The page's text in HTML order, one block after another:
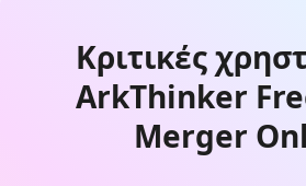
Κριτικές
ArkThinker
Merger